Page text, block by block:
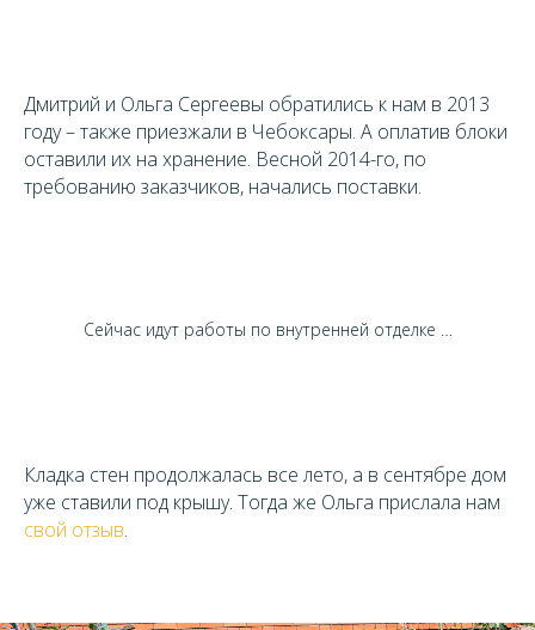
Дмитрий и Ольга Сергеевы обратились к нам в 2013
году – также приезжали в Чебоксары. А оплатив блоки
оставили их на хранение. Весной 2014-го, по
требованию заказчиков, начались поставки.
Сейчас идут работы по внутренней отделке …
Кладка стен продолжалась все лето, а в сентябре дом
уже ставили под крышу. Тогда же Ольга прислала нам
свой отзыв.